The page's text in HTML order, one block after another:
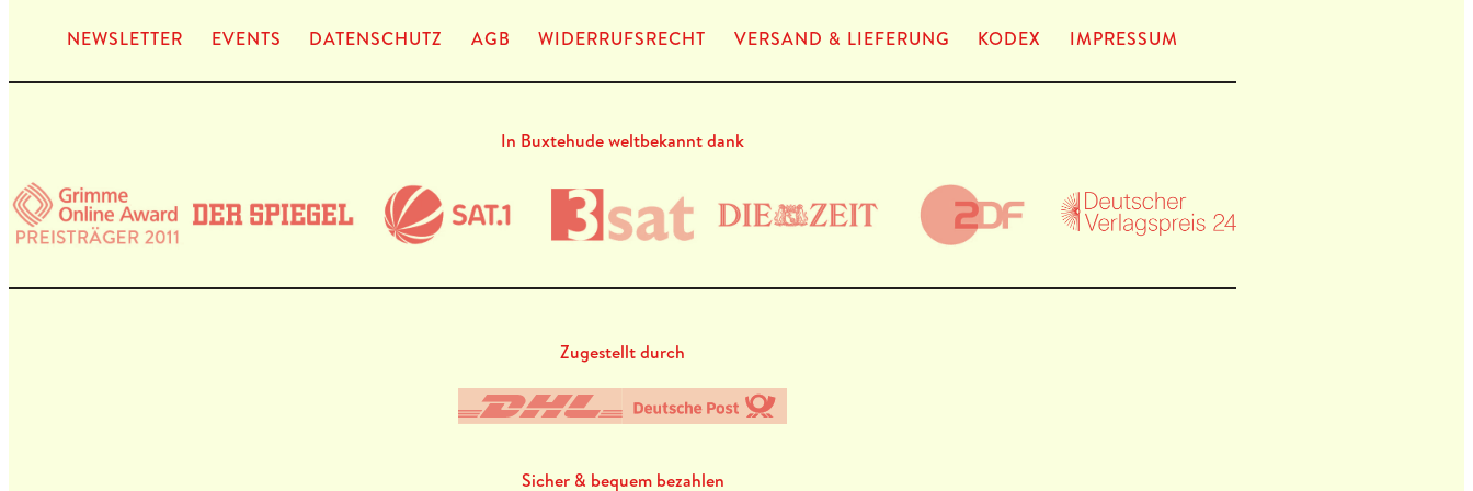
NEWS­LET­TER EVENTS DATEN­SCHUTZ AGB WIDERRUFSRECHT VERSAND & LIEFERUNG KODEX IMPRES­SUM
In Buxtehude weltbekannt dank
Zugestellt durch
Sicher & bequem bezahlen